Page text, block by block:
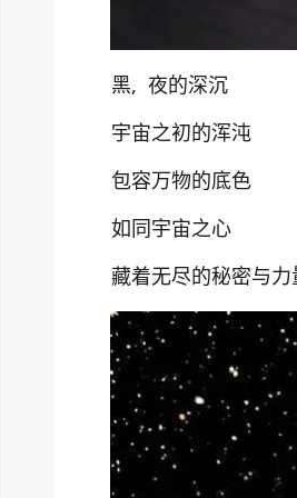
黑, 夜的深沉
宇宙之初的浑沌
包容万物的底色
如同宇宙之心
藏着无尽的秘密与力